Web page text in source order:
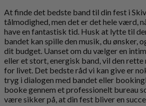
At finde det bedste band til din fest i
tålmodighed, men det er det hele værd,
have en fantastisk tid. Husk at lytte til
bandet kan spille den musik, du ønsker,
dit budget. Uanset om du vælger en
eller et stort, energisk band, vil den
for livet. Det bedste råd vi kan give er
tryg i dialogen med bandet eller
booke gennem et professionelt bureau
være sikker på, at din fest bliver en